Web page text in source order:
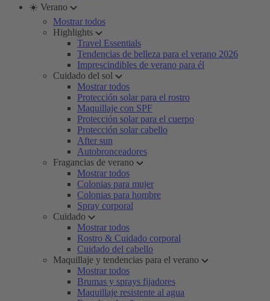
☀️ Verano
Mostrar todos
Highlights
Travel Essentials
Tendencias de belleza para el verano 2026
Imprescindibles de verano para él
Cuidado del sol
Mostrar todos
Protección solar para el rostro
Maquillaje con SPF
Protección solar para el cuerpo
Protección solar cabello
After sun
Autobronceadores
Fragancias de verano
Mostrar todos
Colonias para mujer
Colonias para hombre
Spray corporal
Cuidado
Mostrar todos
Rostro & Cuidado corporal
Cuidado del cabello
Maquillaje y tendencias para el verano
Mostrar todos
Brumas y sprays fijadores
Maquillaje resistente al agua